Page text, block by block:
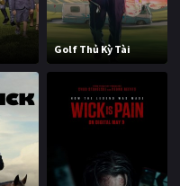
Golf Thủ Kỳ Tài